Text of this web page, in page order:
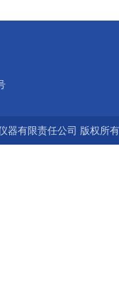
器有限责任公司 版权所